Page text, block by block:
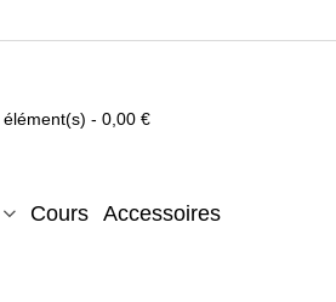
élément(s) - 0,00 €
Cours Accessoires